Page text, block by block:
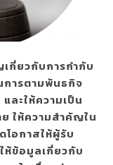
กี่ยวกับการกำกับ
การตามพันธกิจ
ละให้ความเป็น
ให้ความสำคัญใน
โอกาสให้ผู้รับ
ห้ข้อมูลเกี่ยวกับ